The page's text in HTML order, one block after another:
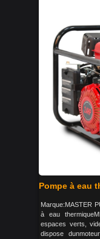
Pompe à eau
Marque:MASTER
à eau
espaces verts,
dispose